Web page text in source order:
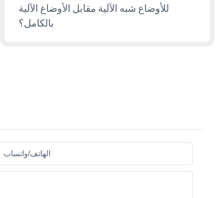
للأوضاع شبه الآلية مقابل الأوضاع الآلية
بالكامل؟
الهاتف/واتساب